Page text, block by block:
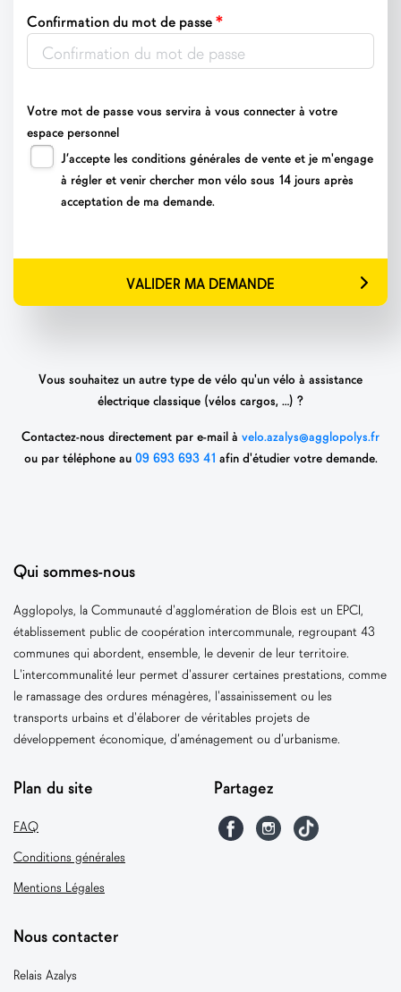
Confirmation du mot de passe*
Votre mot de passe vous servira à vous connecter à votre
espace personnel
J’accepte les conditions générales de vente et je m'engage
à régler et venir chercher mon vélo sous 14 jours après
acceptation de ma demande.
VALIDER MA DEMANDE
Vous souhaitez un autre type de vélo qu'un vélo à assistance
électrique classique (vélos cargos, …) ?
Contactez-nous directement par e-mail à velo.azalys@agglopolys.fr
ou par téléphone au 09 693 693 41 afin d'étudier votre demande.
Qui sommes-nous
Agglopolys, la Communauté d'agglomération de Blois est un EPCI,
établissement public de coopération intercommunale, regroupant 43
communes qui abordent, ensemble, le devenir de leur territoire.
L'intercommunalité leur permet d'assurer certaines prestations, comme
le ramassage des ordures ménagères, l'assainissement ou les
transports urbains et d'élaborer de véritables projets de
développement économique, d’aménagement ou d’urbanisme.
Plan du site
FAQ
Conditions générales
Mentions Légales
Partagez
Nous contacter
Relais Azalys